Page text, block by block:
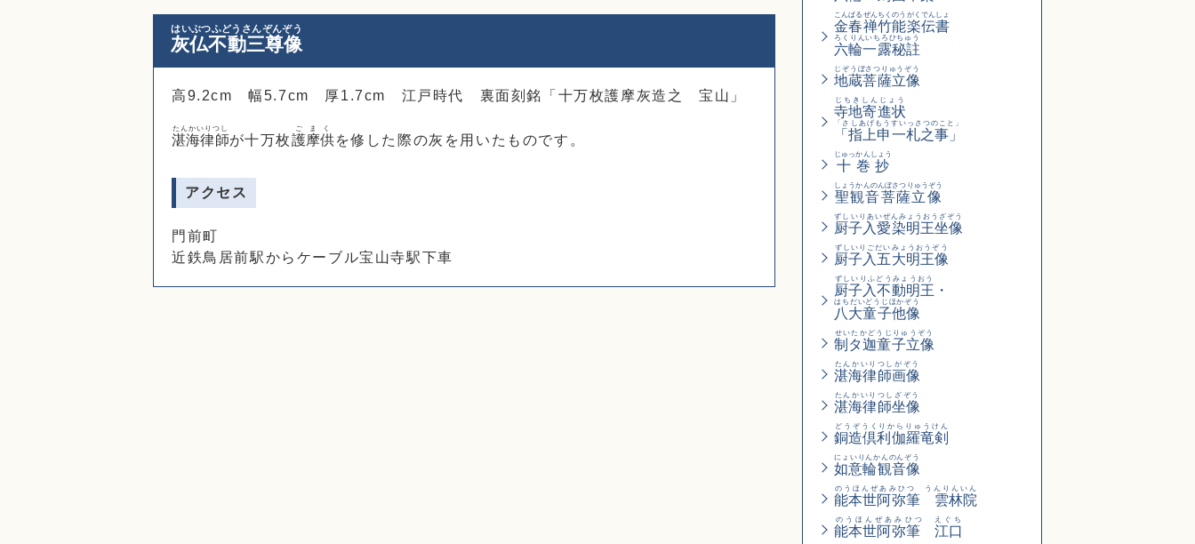
灰仏不動三尊像
はいぶつふどうさんぞんぞう
高9.2cm 幅5.7cm 厚1.7cm 江戸時代 裏面刻銘「十万枚護摩灰造之 宝山」
湛海律師
たんかいりつし
が十万枚護摩供
ごまく
を修した際の灰を用いたものです。
アクセス
門前町
近鉄鳥居前駅からケーブル宝山寺駅下車
金春禅竹能楽伝書
こんぱるぜんちくのうがくでんしょ
六輪一露秘註
ろくりんいちろひちゅう
地蔵菩薩立像
じぞうぼさつりゅうぞう
寺地寄進状
じちきしんじょう
「指上申一札之事」
「さしあげもうすいっさつのこと」
十巻抄
じゅっかんしょう
聖観音菩薩立像
しょうかんのんぼさつりゅうぞう
厨子入愛染明王坐像
ずしいりあいぜんみょうおうざぞう
厨子入五大明王像
ずしいりごだいみょうおうぞう
厨子入不動明王
ずしいりふどうみょうおう
・
八大童子他像
はちだいどうじほかぞう
制タ迦童子立像
せいたかどうじりゅうぞう
湛海律師画像
たんかいりつしがぞう
湛海律師坐像
たんかいりつしざぞう
銅造倶利伽羅竜剣
どうぞうくりからりゅうけん
如意輪観音像
にょいりんかんのんぞう
能本世阿弥筆 雲林院
のうほんぜあみひつ うんりんいん
能本世阿弥筆 江口
のうほんぜあみひつ えぐち